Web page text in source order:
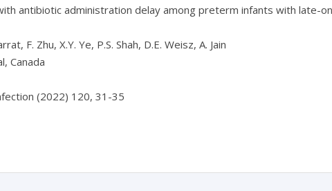
antibiotic administration delay among preterm infants with late-
F. Zhu, X.Y. Ye, P.S. Shah, D.E. Weisz, A. Jain
Canada
(2022) 120, 31-35